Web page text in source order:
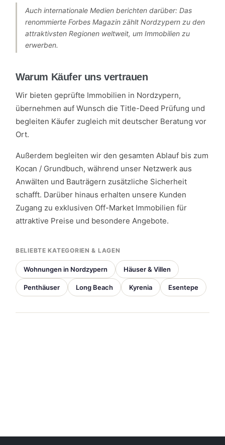
Auch internationale Medien berichten darüber: Das
renommierte Forbes Magazin zählt Nordzypern zu den
attraktivsten Regionen weltweit, um Immobilien zu
erwerben.
Warum Käufer uns vertrauen
Wir bieten geprüfte Immobilien in Nordzypern,
übernehmen auf Wunsch die Title-Deed Prüfung und
begleiten Käufer zugleich mit deutscher Beratung vor
Ort.
Außerdem begleiten wir den gesamten Ablauf bis zum
Kocan / Grundbuch, während unser Netzwerk aus
Anwälten und Bauträgern zusätzliche Sicherheit
schafft. Darüber hinaus erhalten unsere Kunden
Zugang zu exklusiven Off-Market Immobilien für
attraktive Preise und besondere Angebote.
BELIEBTE KATEGORIEN & LAGEN
Wohnungen in Nordzypern Häuser & Villen
Penthäuser Long Beach Kyrenia Esentepe